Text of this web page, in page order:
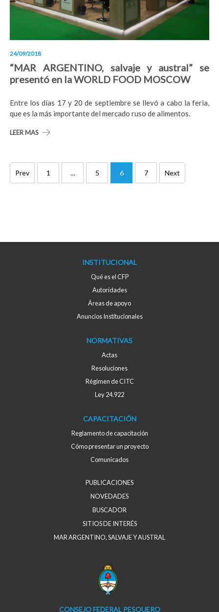
24/09/2018
“MAR ARGENTINO, salvaje y austral” se
presentó en la WORLD FOOD MOSCOW
Entre los días 17 y 20 de septiembre se llevó a cabo la feria,
que es la más importante del mercado ruso de alimentos.
LEER MAS
Paginación
de
Prev 1 … 5 6 7 Next
INSTITUCIONAL
Qué es el CFP
Autoridades
Áreas de apoyo
Anuncios Institucionales
NORMATIVAS
Actas
Resoluciones
Régimen de CITC
Ley 24.922
CAPACITACIÓN
Reglamento de capacitación
Cómo presentar un proyecto
Comunicados
PUBLICACIONES
NOVEDADES
BUSCADOR
SITIOS DE INTERÉS
MAR ARGENTINO, SALVAJE Y AUSTRAL
CONSEJO FEDERAL PESQUERO